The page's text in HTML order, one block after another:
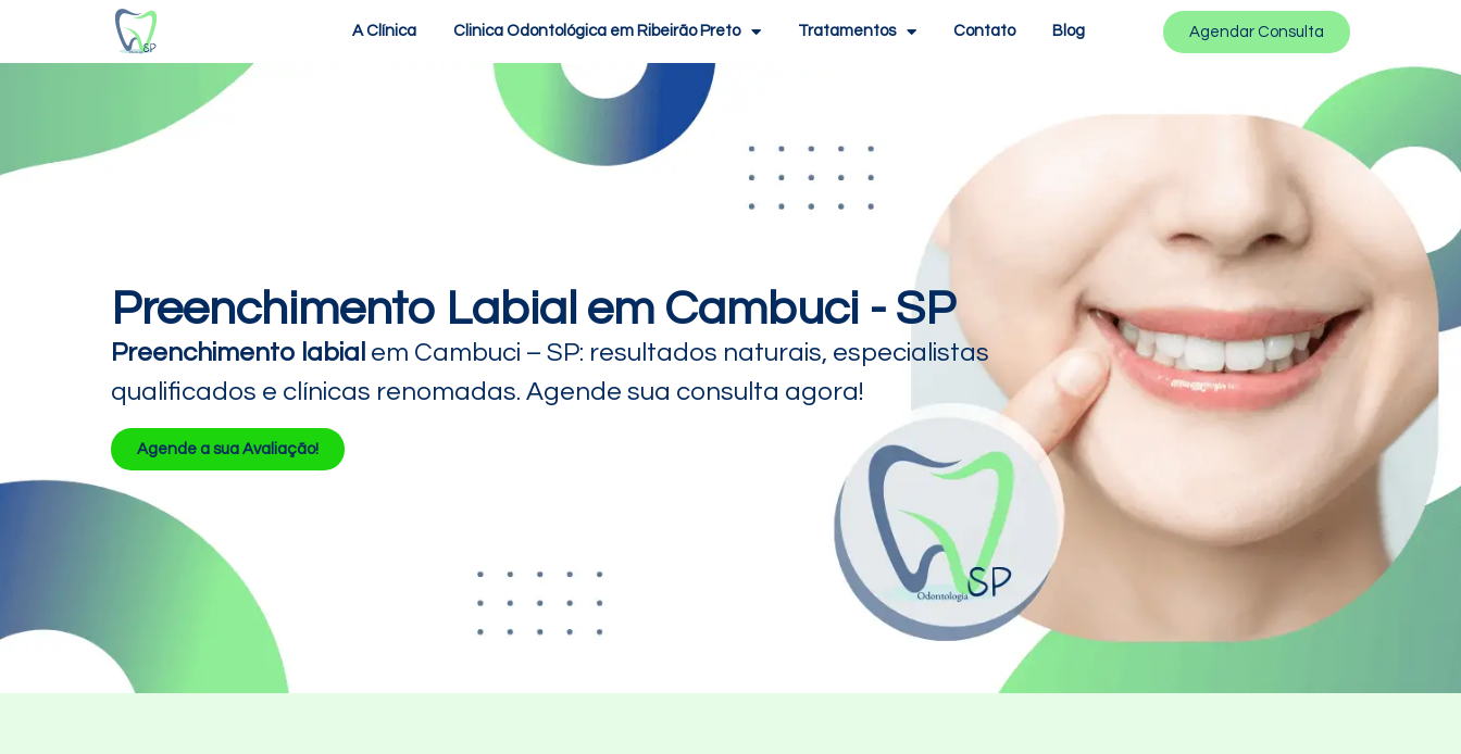
A Clínica Clinica Odontológica em Ribeirão Preto Tratamentos Contato Blog Agendar Consulta
Preenchimento Labial em Cambuci - SP
Preenchimento labial em Cambuci – SP: resultados naturais, especialistas
qualificados e clínicas renomadas. Agende sua consulta agora!
Agende a sua Avaliação!